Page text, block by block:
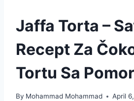
Jaffa Torta –
Recept Za
Tortu Sa
By Mohammad Mohammad April